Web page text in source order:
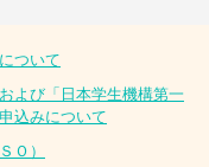
ついて
よび「日本学生機構第一
込みについて
Ｏ）